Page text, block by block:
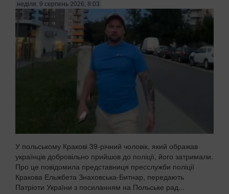
неділя, 9 серпень 2026, 8:03
У польському Кракові 39-річний чоловік, який ображав
українців добровільно прийшов до поліції, його затримали.
Про це повідомила представниця пресслужби поліції
Кракова Ельжбета Знаховська-Битнар, передають
Патріоти України з посиланням на Польське рад...